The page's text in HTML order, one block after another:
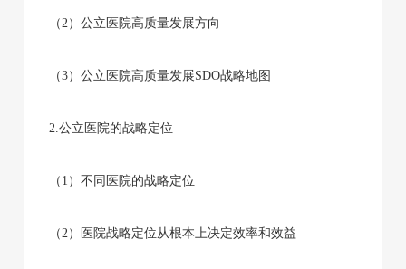
（2）公立医院高质量发展方向
（3）公立医院高质量发展SDO战略地图
2.公立医院的战略定位
（1）不同医院的战略定位
（2）医院战略定位从根本上决定效率和效益